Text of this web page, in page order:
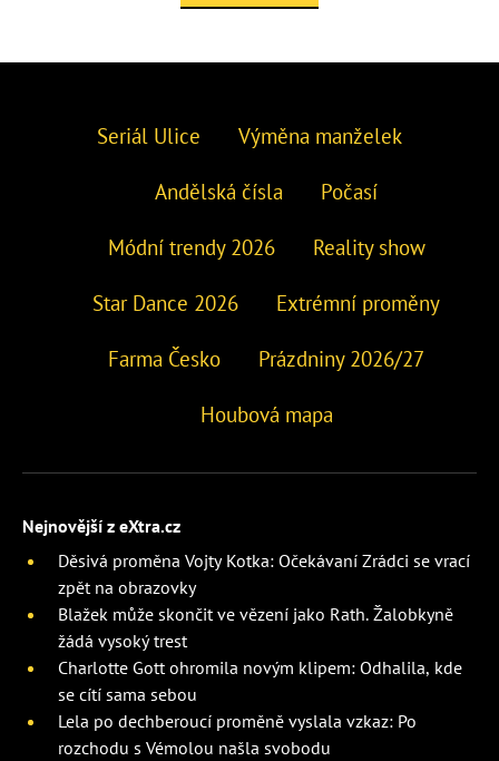
Seriál Ulice Výměna manželek
Andělská čísla Počasí
Módní trendy 2026 Reality show
Star Dance 2026 Extrémní proměny
Farma Česko Prázdniny 2026/27
Houbová mapa
Nejnovější z eXtra.cz
Děsivá proměna Vojty Kotka: Očekávaní Zrádci se vrací
zpět na obrazovky
Blažek může skončit ve vězení jako Rath. Žalobkyně
žádá vysoký trest
Charlotte Gott ohromila novým klipem: Odhalila, kde
se cítí sama sebou
Lela po dechberoucí proměně vyslala vzkaz: Po
rozchodu s Vémolou našla svobodu